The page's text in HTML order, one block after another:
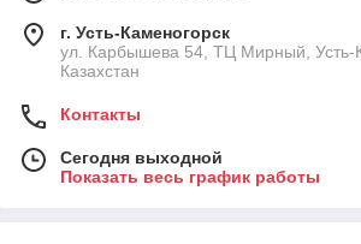
г. Усть-Каменогорск
ул. Карбышева 54, ТЦ Мирный, Усть-
Казахстан
Контакты
Сегодня выходной
Показать весь график работы